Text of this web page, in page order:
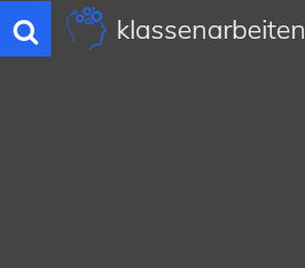
Toggle
navigation
klassenarbeiten